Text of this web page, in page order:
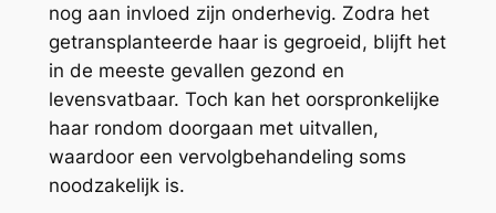
nog aan invloed zijn onderhevig. Zodra het
getransplanteerde haar is gegroeid, blijft het
in de meeste gevallen gezond en
levensvatbaar. Toch kan het oorspronkelijke
haar rondom doorgaan met uitvallen,
waardoor een vervolgbehandeling soms
noodzakelijk is.